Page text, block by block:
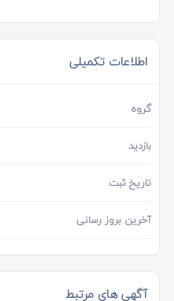
اطلاعات تکمیلی
گروه
بازدید
تاریخ ثبت
آخرین بروز رسانی
آگهی های مرتبط